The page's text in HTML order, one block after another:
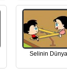
Selinin